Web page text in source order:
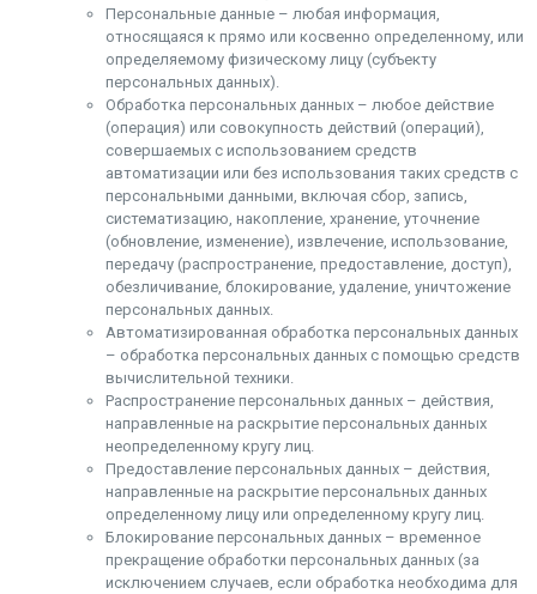
Персональные данные – любая информация,
относящаяся к прямо или косвенно определенному, или
определяемому физическому лицу (субъекту
персональных данных).
Обработка персональных данных – любое действие
(операция) или совокупность действий (операций),
совершаемых с использованием средств
автоматизации или без использования таких средств с
персональными данными, включая сбор, запись,
систематизацию, накопление, хранение, уточнение
(обновление, изменение), извлечение, использование,
передачу (распространение, предоставление, доступ),
обезличивание, блокирование, удаление, уничтожение
персональных данных.
Автоматизированная обработка персональных данных
– обработка персональных данных с помощью средств
вычислительной техники.
Распространение персональных данных – действия,
направленные на раскрытие персональных данных
неопределенному кругу лиц.
Предоставление персональных данных – действия,
направленные на раскрытие персональных данных
определенному лицу или определенному кругу лиц.
Блокирование персональных данных – временное
прекращение обработки персональных данных (за
исключением случаев, если обработка необходима для